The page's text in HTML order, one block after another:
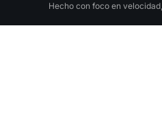
Hecho con foco en